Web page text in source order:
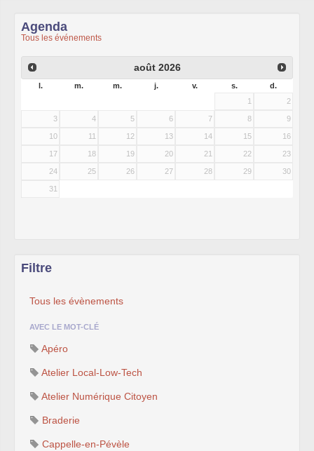
Agenda
Tous les événements
août 2026
l. m. m. j. v. s.
d.
1
2
3 4 5 6 7 8 9
10 11 12 13 14 15 16
17 18 19 20 21 22 23
24 25 26 27 28 29 30
31
Filtre
Tous les évènements
AVEC LE MOT-CLÉ
Apéro
Atelier Local-Low-Tech
Atelier Numérique Citoyen
Braderie
Cappelle-en-Pévèle